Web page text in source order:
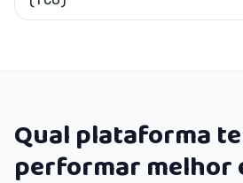
Qual plataforma
performar melhor